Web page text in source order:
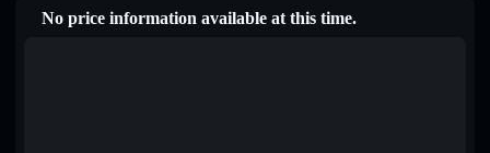
No price information available at this time.